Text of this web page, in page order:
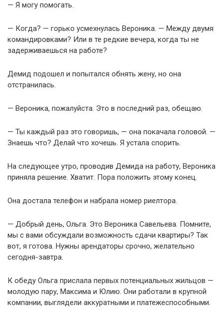
— Я могу помогать.
— Когда? — горько усмехнулась Вероника. — Между двумя
командировками? Или в те редкие вечера, когда ты не
задерживаешься на работе?
Демид подошел и попытался обнять жену, но она
отстранилась.
— Вероника, пожалуйста. Это в последний раз, обещаю.
— Ты каждый раз это говоришь, — она покачала головой. —
Знаешь что? Делай что хочешь. Я устала спорить.
На следующее утро, проводив Демида на работу, Вероника
приняла решение. Хватит. Пора положить этому конец.
Она достала телефон и набрала номер риелтора.
— Добрый день, Ольга. Это Вероника Савельева. Помните,
мы с вами обсуждали возможность сдачи квартиры? Так
вот, я готова. Нужны арендаторы срочно, желательно
сегодня-завтра.
К обеду Ольга прислала первых потенциальных жильцов —
молодую пару, Максима и Юлию. Они работали в крупной
компании, выглядели аккуратными и платежеспособными.